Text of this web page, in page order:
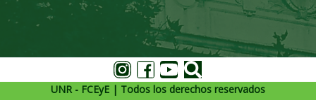
UNR - FCEyE | Todos los derechos reservados